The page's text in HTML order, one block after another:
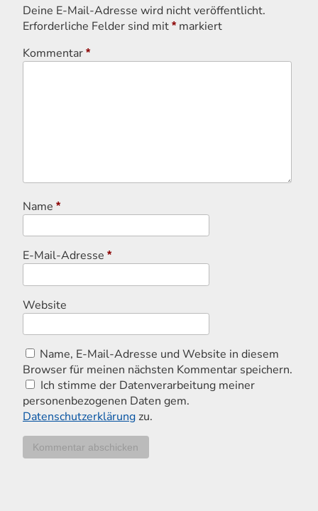
Deine E-Mail-Adresse wird nicht veröffentlicht.
Erforderliche Felder sind mit * markiert
Kommentar *
Name *
E-Mail-Adresse *
Website
Name, E-Mail-Adresse und Website in diesem
Browser für meinen nächsten Kommentar speichern.
Ich stimme der Datenverarbeitung meiner
personenbezogenen Daten gem.
Datenschutzerklärung zu.